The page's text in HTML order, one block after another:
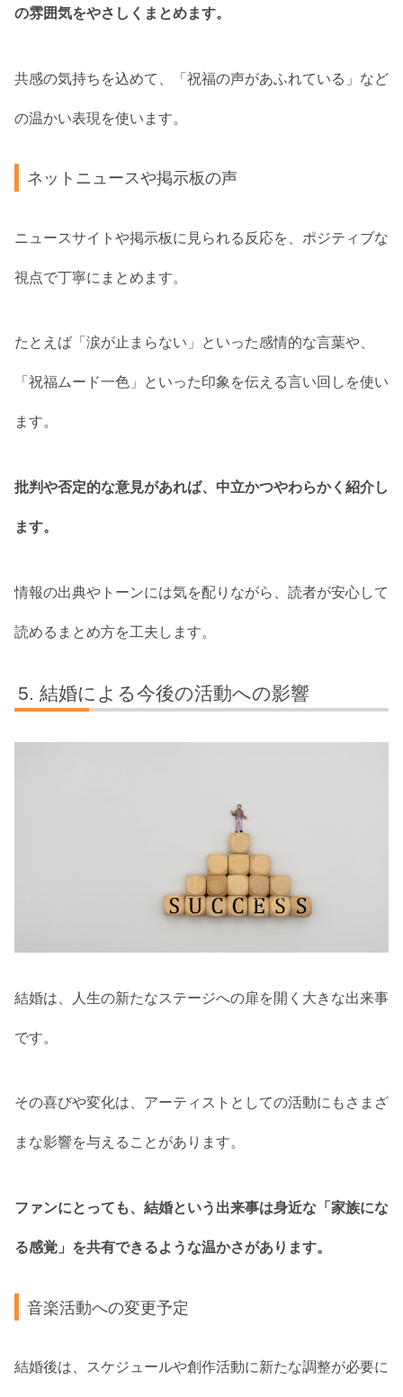
の雰囲気をやさしくまとめます。
共感の気持ちを込めて、「祝福の声があふれている」など
の温かい表現を使います。
ネットニュースや掲示板の声
ニュースサイトや掲示板に見られる反応を、ポジティブな
視点で丁寧にまとめます。
たとえば「涙が止まらない」といった感情的な言葉や、
「祝福ムード一色」といった印象を伝える言い回しを使い
ます。
批判や否定的な意見があれば、中立かつやわらかく紹介し
ます。
情報の出典やトーンには気を配りながら、読者が安心して
読めるまとめ方を工夫します。
結婚による今後の活動への影響
結婚は、人生の新たなステージへの扉を開く大きな出来事
です。
その喜びや変化は、アーティストとしての活動にもさまざ
まな影響を与えることがあります。
ファンにとっても、結婚という出来事は身近な「家族にな
る感覚」を共有できるような温かさがあります。
音楽活動への変更予定
結婚後は、スケジュールや創作活動に新たな調整が必要に